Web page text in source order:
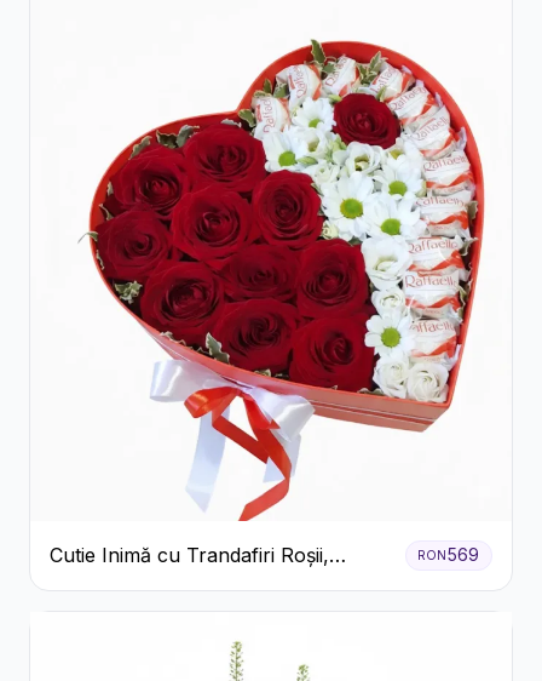
Cutie Inimă cu Trandafiri Roșii,
Crizanteme Albe și Bomboane
Raffaello
RON569